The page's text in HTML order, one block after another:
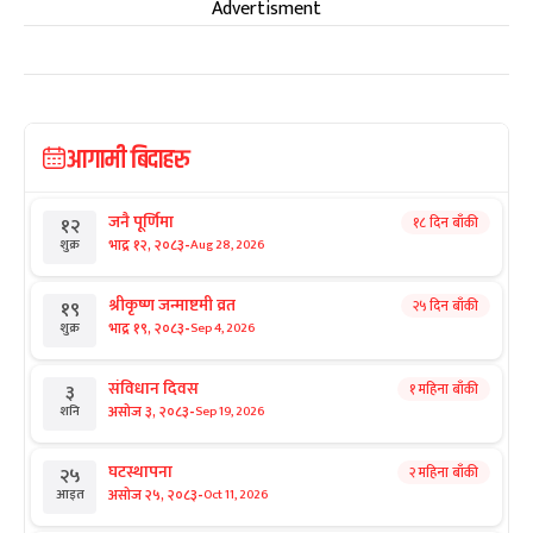
Advertisment
आगामी बिदाहरु
१२
शुक्र
जनै पूर्णिमा
भाद्र १२, २०८३-Aug 28, 2026
१८ दिन बाँकी
१९
शुक्र
श्रीकृष्ण जन्माष्टमी व्रत
भाद्र १९, २०८३-Sep 4, 2026
२५ दिन बाँकी
३
शनि
संविधान दिवस
असोज ३, २०८३-Sep 19, 2026
१ महिना बाँकी
२५
आइत
घटस्थापना
असोज २५, २०८३-Oct 11, 2026
२ महिना बाँकी